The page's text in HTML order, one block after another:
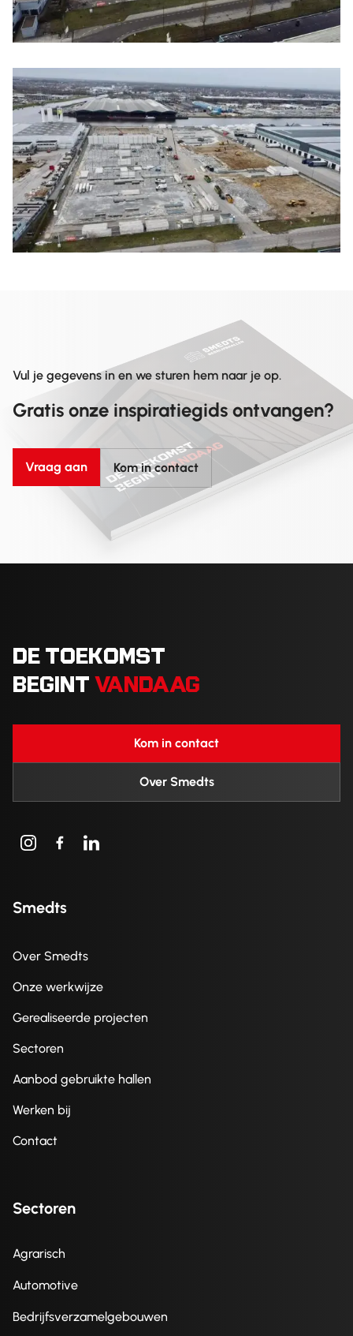
Vul je gegevens in en we sturen hem naar je op.
Gratis onze inspiratiegids ontvangen?
Vraag aan Kom in contact
DE TOEKOMST
BEGINT VANDAAG
Kom in contact
Over Smedts
Smedts
Over Smedts
Onze werkwijze
Gerealiseerde projecten
Sectoren
Aanbod gebruikte hallen
Werken bij
Contact
Sectoren
Agrarisch
Automotive
Bedrijfsverzamelgebouwen